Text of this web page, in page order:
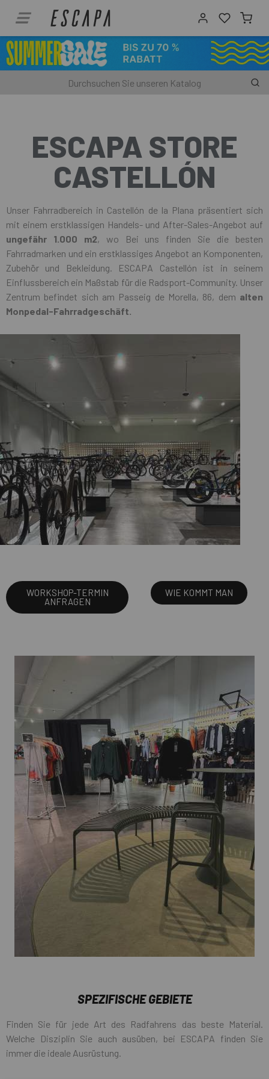
ESCAPA STORE
CASTELLÓN
Unser Fahrradbereich in Castellón de la Plana präsentiert sich
mit einem erstklassigen Handels- und After-Sales-Angebot auf
ungefähr 1.000 m2, wo Bei uns finden Sie die besten
Fahrradmarken und ein erstklassiges Angebot an Komponenten,
Zubehör und Bekleidung. ESCAPA Castellón ist in seinem
Einflussbereich ein Maßstab für die Radsport-Community. Unser
Zentrum befindet sich am Passeig de Morella, 86, dem alten
Monpedal-Fahrradgeschäft.
WORKSHOP-TERMIN
ANFRAGEN
WIE KOMMT MAN
SPEZIFISCHE GEBIETE
Finden Sie für jede Art des Radfahrens das beste Material.
Welche Disziplin Sie auch ausüben, bei ESCAPA finden Sie
immer die ideale Ausrüstung.